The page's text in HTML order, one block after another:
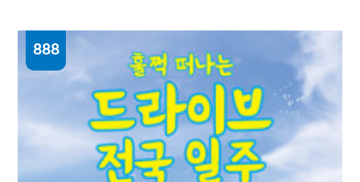
내가 틀릴 수도 있습니다 : 숲속의 현자가
전하는 마지막 인생 수업
비욘 나티코 린데블라드 지음 ; 박미경 옮김
888